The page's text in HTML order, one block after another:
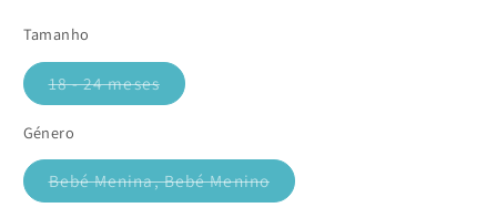
Tamanho
18 - 24 meses
Variante
Género
Bebé Menina, Bebé Menino